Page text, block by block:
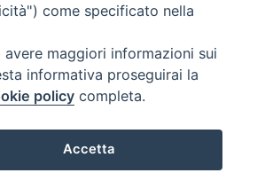
come specificato nella
maggiori informazioni sui
informativa proseguirai la
policy completa.
Accetta